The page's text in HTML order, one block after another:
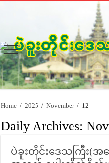
Home / 2025 / November / 12
Daily Archives:
ပဲခူးတိုင်းဒေသကြီး(အရှ